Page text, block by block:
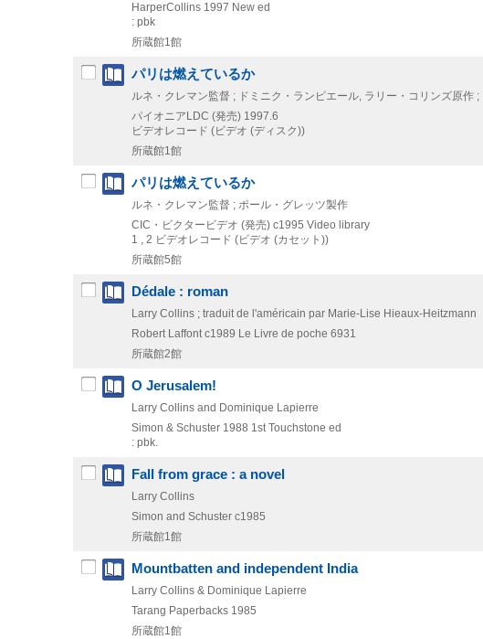
HarperCollins 1997 New ed
: pbk
所蔵館1館
パリは燃えているか
ルネ・クレマン監督 ; ドミニク・ランピエール, ラリー・コリンズ原
パイオニアLDC (発売) 1997.6
ビデオレコード (ビデオ (ディスク))
所蔵館1館
パリは燃えているか
ルネ・クレマン監督 ; ポール・グレッツ製作
CIC・ビクタービデオ (発売) c1995 Video library
1 , 2 ビデオレコード (ビデオ (カセット))
所蔵館5館
Dédale : roman
Larry Collins ; traduit de l'américain par Marie-Lise Hieaux-Heitzmann
Robert Laffont c1989 Le Livre de poche 6931
所蔵館2館
O Jerusalem!
Larry Collins and Dominique Lapierre
Simon & Schuster 1988 1st Touchstone ed
: pbk.
Fall from grace : a novel
Larry Collins
Simon and Schuster c1985
所蔵館1館
Mountbatten and independent India
Larry Collins & Dominique Lapierre
Tarang Paperbacks 1985
所蔵館1館